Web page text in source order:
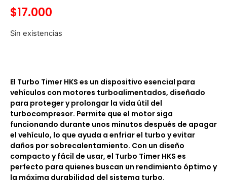
$17.000
Sin existencias
El Turbo Timer HKS es un dispositivo esencial para
vehículos con motores turboalimentados, diseñado
para proteger y prolongar la vida útil del
turbocompresor. Permite que el motor siga
funcionando durante unos minutos después de apagar
el vehículo, lo que ayuda a enfriar el turbo y evitar
daños por sobrecalentamiento. Con un diseño
compacto y fácil de usar, el Turbo Timer HKS es
perfecto para quienes buscan un rendimiento óptimo y
la máxima durabilidad del sistema turbo.